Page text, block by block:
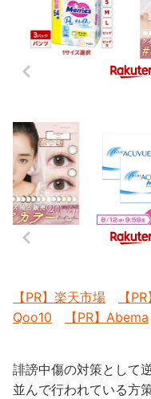
【PR】楽天市場 【
Qoo10
【PR】Abema
誹謗中傷の対策として
並んで行われている方